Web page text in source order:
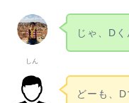
しん
じゃ、D
どーも、